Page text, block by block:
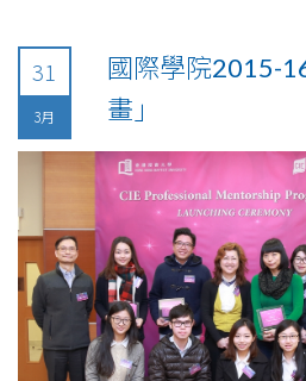
31
3月
國際學院2015-
畫」